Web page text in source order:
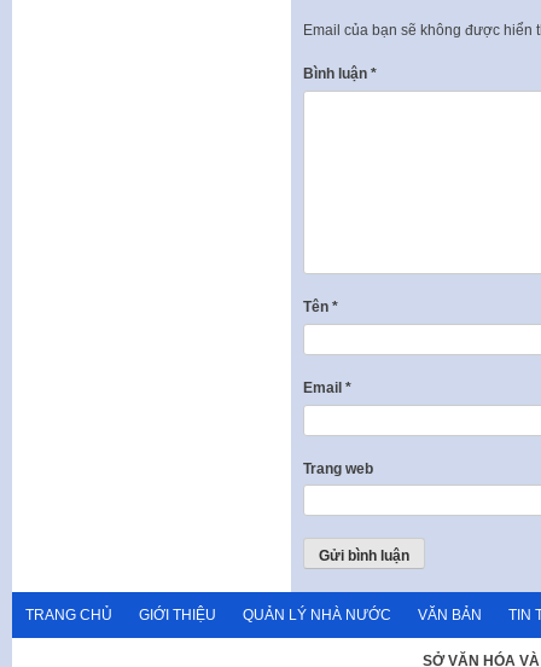
Email của bạn sẽ không được hiển
Bình luận *
Tên *
Email *
Trang web
TRANG CHỦ GIỚI THIỆU QUẢN LÝ NHÀ NƯỚC VĂN BẢN TIN
SỞ VĂN HÓA